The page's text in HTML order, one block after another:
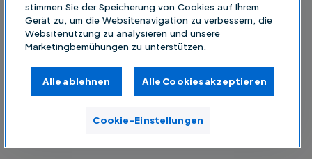
stimmen Sie der Speicherung von Cookies auf Ihrem
Gerät zu, um die Websitenavigation zu verbessern, die
Websitenutzung zu analysieren und unsere
Marketingbemühungen zu unterstützen.
Alle ablehnen Alle Cookies akzeptieren
Cookie-Einstellungen